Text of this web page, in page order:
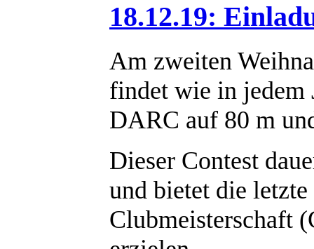
18.12.19:
Am zweiten
findet wie in jedem
DARC auf 80 m
Dieser Contest
und bietet die
Clubmeisterschaft